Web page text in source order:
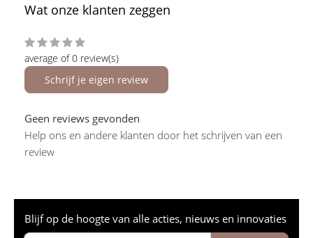
Wat onze klanten zeggen
average of 0 review(s)
Schrijf je eigen review
Geen reviews gevonden
Help ons en andere klanten door het schrijven van een
review
Blijf op de hoogte van alle acties, nieuws en innovaties